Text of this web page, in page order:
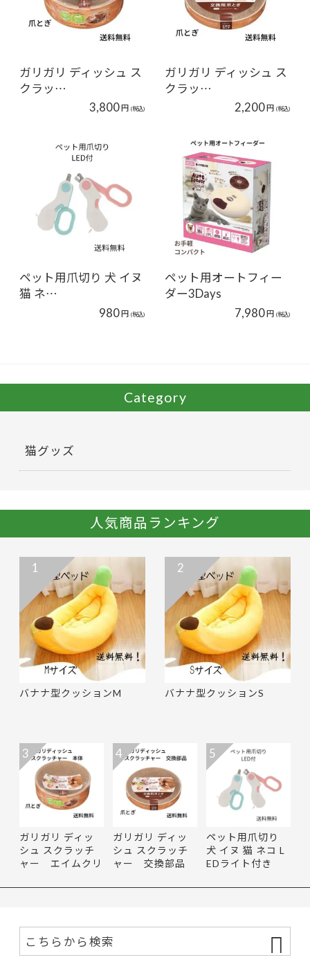
ガリガリ ディッシュ ス
クラッ…
3,800円 (税込)
ガリガリ ディッシュ ス
クラッ…
2,200円 (税込)
ペット用爪切り 犬 イヌ
猫 ネ…
980円 (税込)
ペット用オートフィー
ダー3Days
7,980円 (税込)
Category
猫グッズ
人気商品ランキング
バナナ型クッションM
1
バナナ型クッションS
2
ガリガリ ディッ
シュ スクラッチ
ャー エイムクリ
3
ガリガリ ディッ
シュ スクラッチ
ャー 交換部品
4
ペット用爪切り
犬 イヌ 猫 ネコ L
EDライト付き
5